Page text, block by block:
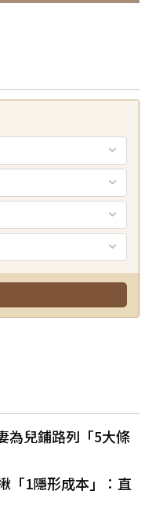
為兒鋪路列「5大條
「1隱形成本」：直